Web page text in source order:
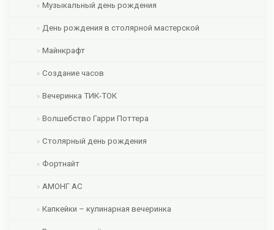
Музыкальный день рождения
День рождения в столярной мастерской
Майнкрафт
Создание часов
Вечеринка ТИК-ТОК
Волшебство Гарри Поттера
Столярный день рождения
Фортнайт
АМОНГ АС
Капкейки – кулинарная вечеринка